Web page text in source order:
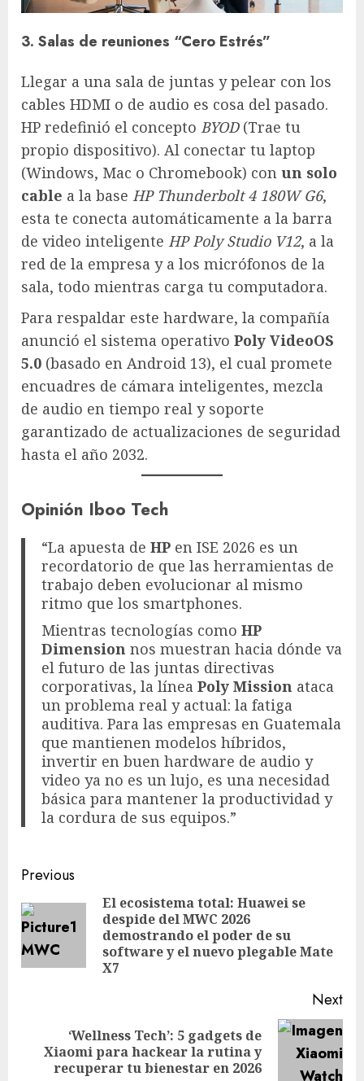
3. Salas de reuniones “Cero Estrés”
Llegar a una sala de juntas y pelear con los
cables HDMI o de audio es cosa del pasado.
HP redefinió el concepto BYOD(Trae tu
propio dispositivo). Al conectar tu laptop
(Windows, Mac o Chromebook) con un solo
cable a la base HP Thunderbolt 4 180W G6,
esta te conecta automáticamente a la barra
de video inteligente HP Poly Studio V12, a la
red de la empresa y a los micrófonos de la
sala, todo mientras carga tu computadora.
Para respaldar este hardware, la compañía
anunció el sistema operativo Poly VideoOS
5.0 (basado en Android 13), el cual promete
encuadres de cámara inteligentes, mezcla
de audio en tiempo real y soporte
garantizado de actualizaciones de seguridad
hasta el año 2032.
Opinión Iboo Tech
“La apuesta deHP en ISE 2026 es un
recordatorio de que las herramientas de
trabajo deben evolucionar al mismo
ritmo que los smartphones.
Mientras tecnologías comoHP
Dimension nos muestran hacia dónde va
el futuro de las juntas directivas
corporativas, la líneaPoly Mission ataca
un problema real y actual: la fatiga
auditiva. Para las empresas en Guatemala
que mantienen modelos híbridos,
invertir en buen hardware de audio y
video ya no es un lujo, es una necesidad
básica para mantener la productividad y
la cordura de sus equipos.”
Post
navigation
Previous
El ecosistema total: Huawei se
despide del MWC 2026
demostrando el poder de su
software y el nuevo plegable Mate
X7
Next
Next
post:
‘Wellness Tech’: 5 gadgets de
Xiaomi para hackear la rutina y
recuperar tu bienestar en 2026